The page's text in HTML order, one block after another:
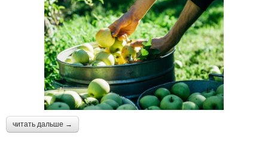
читать дальше →